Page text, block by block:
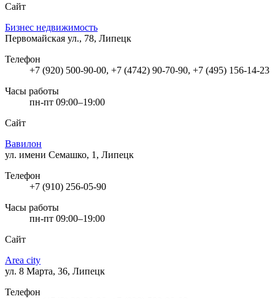
Сайт
Бизнес недвижимость
Первомайская ул., 78, Липецк
Телефон
+7 (920) 500-90-00, +7 (4742) 90-70-90, +7 (495) 156-14-23
Часы работы
пн-пт 09:00–19:00
Сайт
Вавилон
ул. имени Семашко, 1, Липецк
Телефон
+7 (910) 256-05-90
Часы работы
пн-пт 09:00–19:00
Сайт
Area city
ул. 8 Марта, 36, Липецк
Телефон